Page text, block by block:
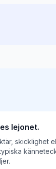
lejonet.
skicklighet